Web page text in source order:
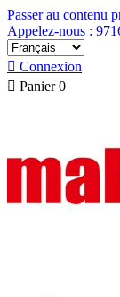
Passer au contenu
Appelez-nous :
 Connexion
 Panier 0